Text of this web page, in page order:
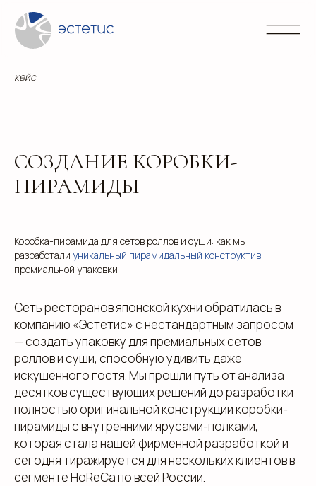
кейс
СОЗДАНИЕ КОРОБКИ-
ПИРАМИДЫ
Коробка-пирамида для сетов роллов и суши: как мы
разработали уникальный пирамидальный конструктив
премиальной упаковки
Сеть ресторанов японской кухни обратилась в
компанию «Эстетис» с нестандартным запросом
— создать упаковку для премиальных сетов
роллов и суши, способную удивить даже
искушённого гостя. Мы прошли путь от анализа
десятков существующих решений до разработки
полностью оригинальной конструкции коробки-
пирамиды с внутренними ярусами-полками,
которая стала нашей фирменной разработкой и
сегодня тиражируется для нескольких клиентов в
сегменте HoReCa по всей России.